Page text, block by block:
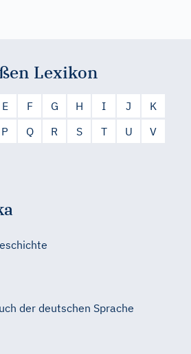
Lexikon
E F G H I J
K
P Q R S T U
V
der deutschen Sprache